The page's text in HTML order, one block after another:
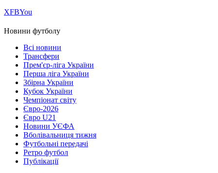
ХFBYou
Новини футболу
Всі новини
Трансфери
Прем'єр-ліга України
Перша ліга України
Збірна України
Кубок України
Чемпіонат світу
Євро-2026
Євро U21
Новини УЄФА
Вболівальниця тижня
Футбольні передачі
Ретро футбол
Публікації